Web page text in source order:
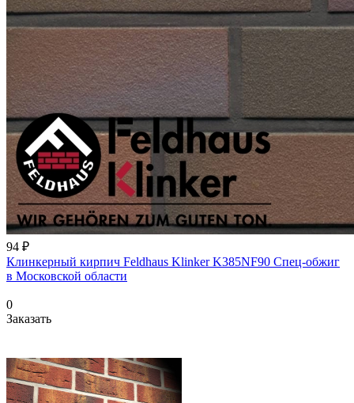
94 ₽
Клинкерный кирпич Feldhaus Klinker K385NF90 Спец-обжиг
в Московской области
0
Заказать